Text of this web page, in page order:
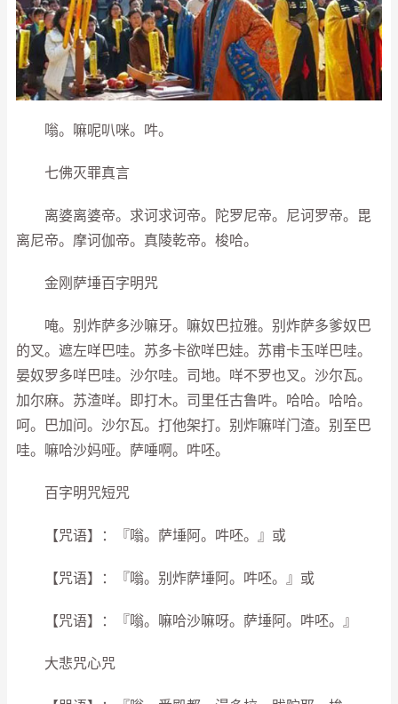
嗡。嘛呢叭咪。吽。
七佛灭罪真言
离婆离婆帝。求诃求诃帝。陀罗尼帝。尼诃罗帝。毘
离尼帝。摩诃伽帝。真陵乾帝。梭哈。
金刚萨埵百字明咒
唵。别炸萨多沙嘛牙。嘛奴巴拉雅。别炸萨多爹奴巴
的叉。遮左咩巴哇。苏多卡欲咩巴娃。苏甫卡玉咩巴哇。
晏奴罗多咩巴哇。沙尔哇。司地。咩不罗也叉。沙尔瓦。
加尔麻。苏渣咩。即打木。司里任古鲁吽。哈哈。哈哈。
呵。巴加问。沙尔瓦。打他架打。别炸嘛咩门渣。别至巴
哇。嘛哈沙妈哑。萨唾啊。吽呸。
百字明咒短咒
【咒语】：『嗡。萨埵阿。吽呸。』或
【咒语】：『嗡。别炸萨埵阿。吽呸。』或
【咒语】：『嗡。嘛哈沙嘛呀。萨埵阿。吽呸。』
大悲咒心咒